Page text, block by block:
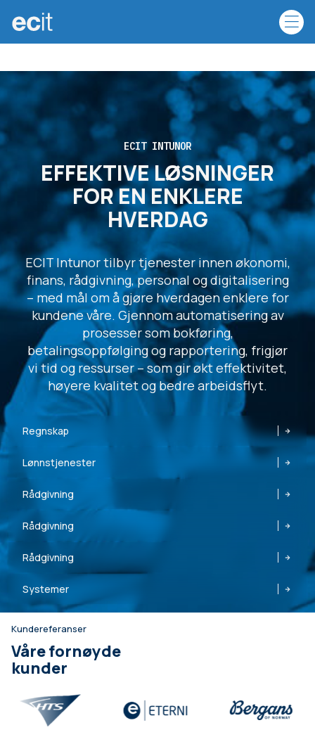
ECIT INTUNOR
EFFEKTIVE LØSNINGER
FOR EN ENKLERE
HVERDAG
ECIT Intunor tilbyr tjenester innen økonomi,
finans, rådgivning, personal og digitalisering
– med mål om å gjøre hverdagen enklere for
kundene våre. Gjennom automatisering av
prosesser som bokføring,
betalingsoppfølging og rapportering, frigjør
vi tid og ressurser – som gir økt effektivitet,
høyere kvalitet og bedre arbeidsflyt.
Regnskap
Lønnstjenester
Rådgivning
Rådgivning
Rådgivning
Systemer
Kundereferanser
Våre fornøyde
kunder